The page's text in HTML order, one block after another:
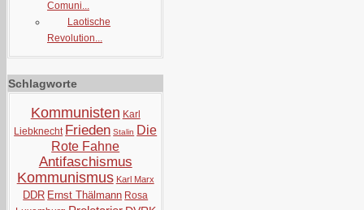
Comuni...
Laotische
Revolution...
Schlagworte
Kommunisten Karl
Liebknecht Frieden Stalin Die
Rote Fahne
Antifaschismus
Kommunismus Karl Marx
DDR Ernst Thälmann Rosa